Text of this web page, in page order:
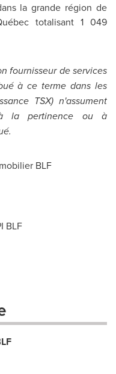
la grande région de
totalisant 1 049
fournisseur de services
à ce terme dans les
TSX) n'assument
la pertinence ou à
BLF
BLF